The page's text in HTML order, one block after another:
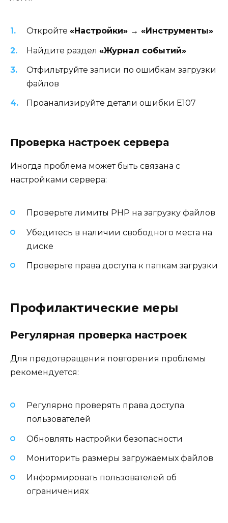
Откройте «Настройки» → «Инструменты»
Найдите раздел «Журнал событий»
Отфильтруйте записи по ошибкам загрузки
файлов
Проанализируйте детали ошибки E107
Проверка настроек сервера
Иногда проблема может быть связана с
настройками сервера:
Проверьте лимиты PHP на загрузку файлов
Убедитесь в наличии свободного места на
диске
Проверьте права доступа к папкам загрузки
Профилактические меры
Регулярная проверка настроек
Для предотвращения повторения проблемы
рекомендуется:
Регулярно проверять права доступа
пользователей
Обновлять настройки безопасности
Мониторить размеры загружаемых файлов
Информировать пользователей об
ограничениях